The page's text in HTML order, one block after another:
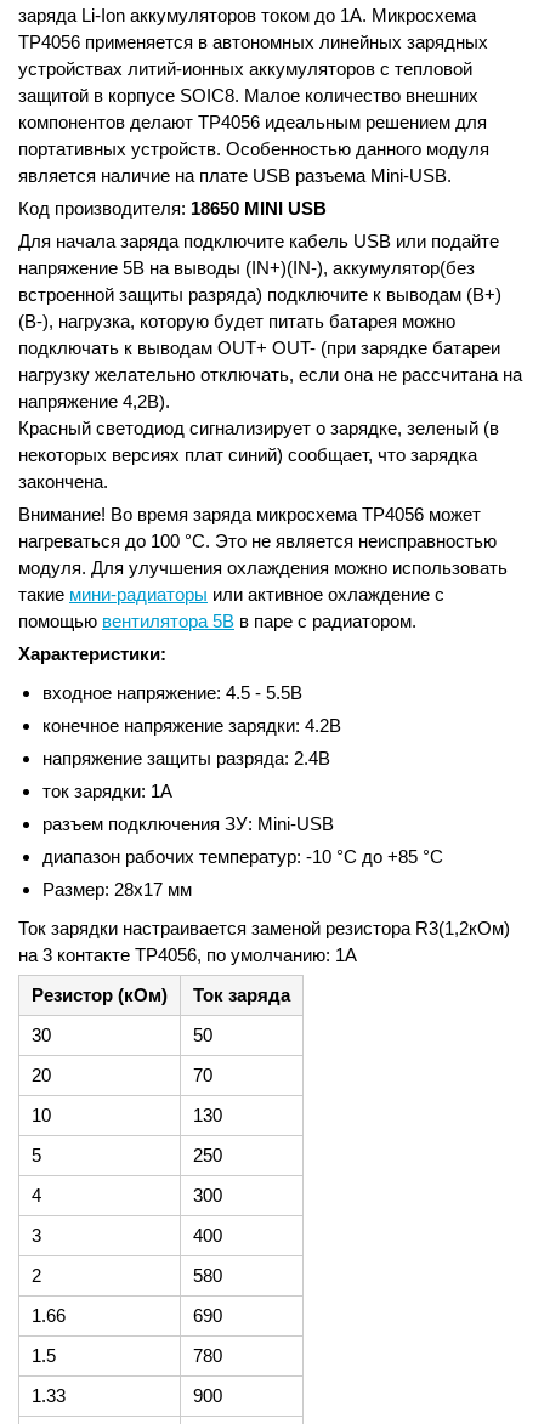
заряда Li-Ion аккумуляторов током до 1A. Микросхема
TP4056 применяется в автономных линейных зарядных
устройствах литий-ионных аккумуляторов с тепловой
защитой в корпусе SOIC8. Малое количество внешних
компонентов делают TP4056 идеальным решением для
портативных устройств. Особенностью данного модуля
является наличие на плате USB разъема Mini-USB.
Код производителя: 18650 MINI USB
Для начала заряда подключите кабель USB или подайте
напряжение 5В на выводы (IN+)(IN-), аккумулятор(без
встроенной защиты разряда) подключите к выводам (B+)
(B-), нагрузка, которую будет питать батарея можно
подключать к выводам OUT+ OUT- (при зарядке батареи
нагрузку желательно отключать, если она не рассчитана на
напряжение 4,2В).
Красный светодиод сигнализирует о зарядке, зеленый (в
некоторых версиях плат синий) сообщает, что зарядка
закончена.
Внимание! Во время заряда микросхема TP4056 может
нагреваться до 100 °С. Это не является неисправностью
модуля. Для улучшения охлаждения можно использовать
такие мини-радиаторы или активное охлаждение с
помощью вентилятора 5В в паре с радиатором.
Характеристики:
входное напряжение: 4.5 - 5.5В
конечное напряжение зарядки: 4.2В
напряжение защиты разряда: 2.4В
ток зарядки: 1А
разъем подключения ЗУ: Mini-USB
диапазон рабочих температур: -10 °C до +85 °C
Размер: 28х17 мм
Ток зарядки настраивается заменой резистора R3(1,2кОм)
на 3 контакте TP4056, по умолчанию: 1А
Резистор (кОм)
Ток заряда
30
50
20
70
10
130
5
250
4
300
3
400
2
580
1.66
690
1.5
780
1.33
900